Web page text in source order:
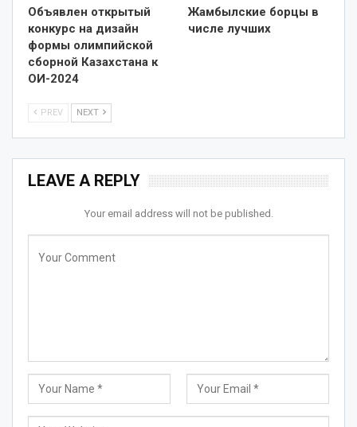
Объявлен открытый
конкурс на дизайн
формы олимпийской
сборной Казахстана к
ОИ-2024
Жамбылские борцы в
числе лучших
PREV NEXT
LEAVE A REPLY
Your email address will not be published.